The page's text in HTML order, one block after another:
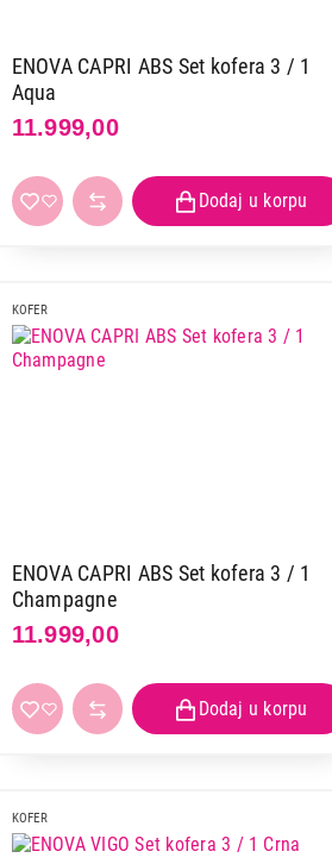
ENOVA CAPRI ABS Set kofera 3 / 1
Aqua
11.999,00
KOFER
ENOVA CAPRI ABS Set kofera 3 / 1
Champagne
11.999,00
KOFER
11.999,00
ENOVA